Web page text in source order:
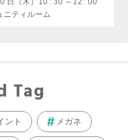
ニティルーム
Tag
ント メガネ